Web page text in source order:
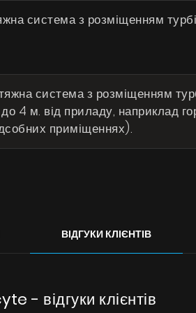
система з розміщенням
система з розміщенням
4 м. від приладу, наприклад
приміщеннях).
ВІДГУКИ КЛІЄНТІВ
- відгуки клієнтів